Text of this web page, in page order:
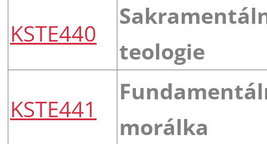
KSTE440
teologie
KSTE441
morálka